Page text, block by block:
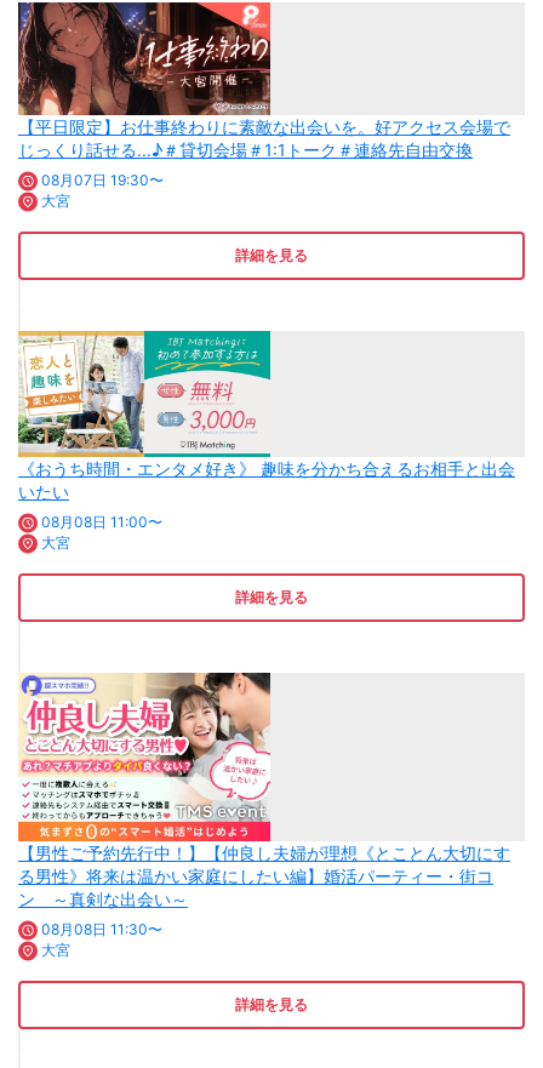
【平日限定】お仕事終わりに素敵な出会いを。好アクセス会場で
じっくり話せる...♪＃貸切会場＃1:1トーク＃連絡先自由交換
08月07日 19:30〜
大宮
詳細を見る
《おうち時間・エンタメ好き》 趣味を分かち合えるお相手と出会
いたい
08月08日 11:00〜
大宮
詳細を見る
【男性ご予約先行中！】【仲良し夫婦が理想《とことん大切にす
る男性》将来は温かい家庭にしたい編】婚活パーティー・街コ
ン ～真剣な出会い～
08月08日 11:30〜
大宮
詳細を見る